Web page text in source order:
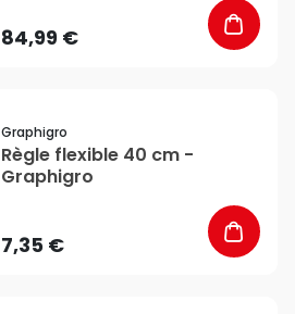
84,99 €
Graphigro
Règle flexible 40 cm -
Graphigro
7,35 €